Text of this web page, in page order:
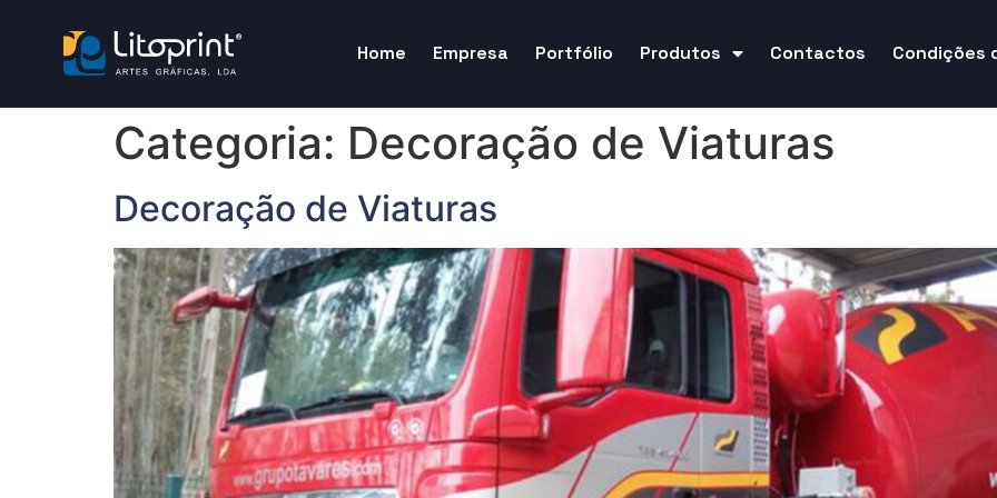
Home Empresa Portfólio Produtos Contactos Condições
Categoria: Decoração de Viaturas
Decoração de Viaturas